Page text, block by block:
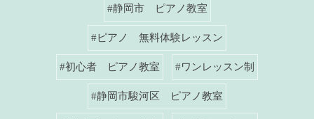
#静岡市 ピアノ教室
#ピアノ 無料体験レッスン
#初心者 ピアノ教室 #ワンレッスン制
#静岡市駿河区 ピアノ教室